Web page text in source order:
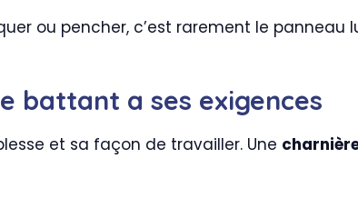
ou pencher, c’est rarement le panneau
battant a ses exigences
et sa façon de travailler. Une